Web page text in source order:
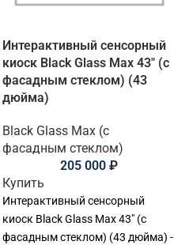
Интерактивный сенсорный
киоск Black Glass Max 43″ (с
фасадным стеклом) (43
дюйма)
Black Glass Max (с
фасадным стеклом)
205 000 ₽
Купить
Интерактивный сенсорный
киоск Black Glass Max 43" (с
фасадным стеклом) (43 дюйма) -